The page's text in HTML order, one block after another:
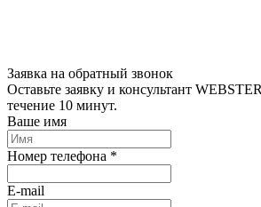
Заявка на обратный звонок
Оставьте заявку и консультант
течение 10 минут.
Ваше имя
Номер телефона *
E-mail